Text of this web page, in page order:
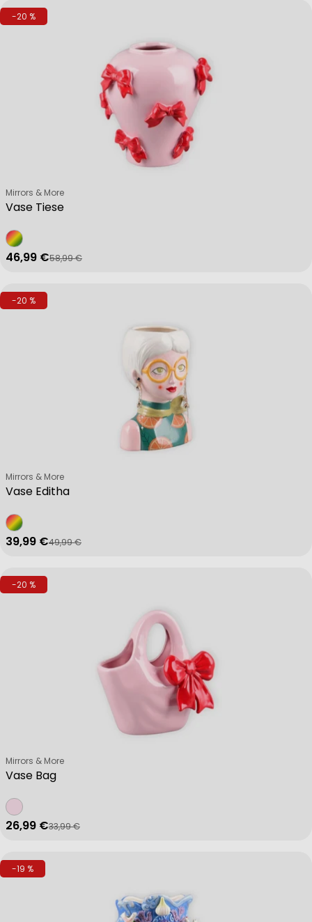
-20 %
Vase Tiese
Verkäufer:
Mirrors & More
Verkaufspreis
46,99 €
Regulärer Preis
58,99 €
-20 %
Vase Editha
Verkäufer:
Mirrors & More
Verkaufspreis
39,99 €
Regulärer Preis
49,99 €
-20 %
Vase Bag
Verkäufer:
Mirrors & More
Verkaufspreis
26,99 €
Regulärer Preis
33,99 €
-19 %